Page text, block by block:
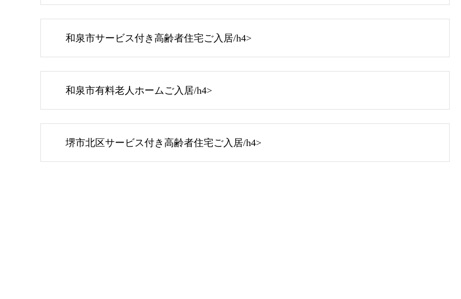
和泉市サービス付き高齢者住宅ご入居/h4>
和泉市有料老人ホームご入居/h4>
堺市北区サービス付き高齢者住宅ご入居/h4>